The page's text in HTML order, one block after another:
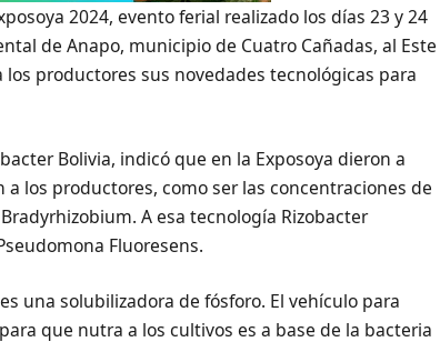
2024, evento ferial realizado los días 23 y 24
de Anapo, municipio de Cuatro Cañadas, al Este
productores sus novedades tecnológicas para
Bolivia, indicó que en la Exposoya dieron a
los productores, como ser las concentraciones de
A esa tecnología Rizobacter
Fluoresens.
una solubilizadora de fósforo. El vehículo para
que nutra a los cultivos es a base de la bacteria